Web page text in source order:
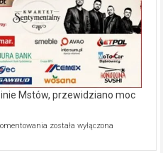
Mstów, przewidziano moc
22
została wyłączona